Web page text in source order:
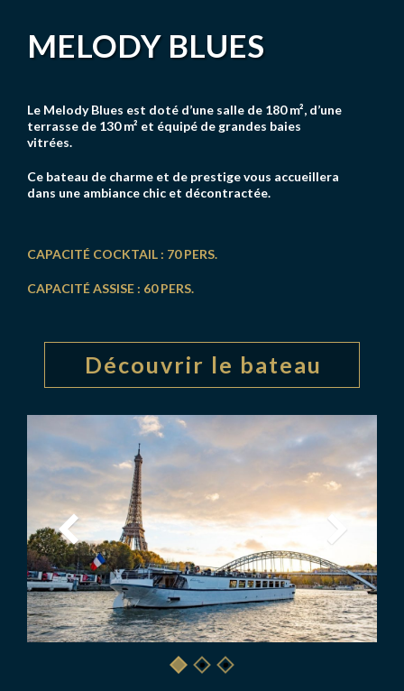
MELODY BLUES
Le Melody Blues est doté d’une salle de 180 m², d’une
terrasse de 130 m² et équipé de grandes baies
vitrées.
Ce bateau de charme et de prestige vous accueillera
dans une ambiance chic et décontractée.
CAPACITÉ COCKTAIL : 70 PERS.
CAPACITÉ ASSISE : 60 PERS.
Découvrir le bateau